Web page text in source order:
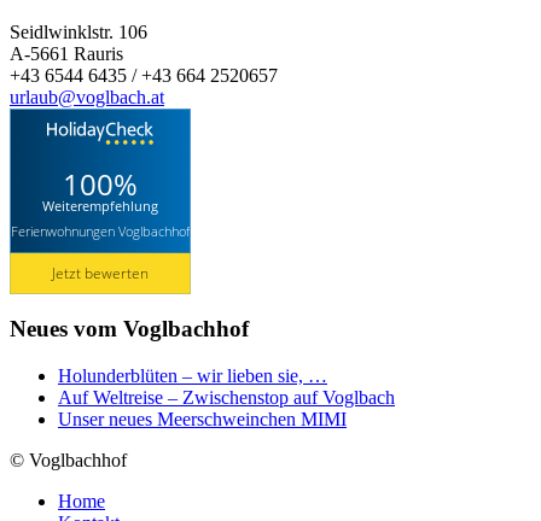
Seidlwinklstr. 106
A-5661 Rauris
+43 6544 6435 / +43 664 2520657
urlaub@voglbach.at
100%
Weiterempfehlung
Ferienwohnungen Voglbachhof
Jetzt bewerten
Neues vom Voglbachhof
Holunderblüten – wir lieben sie, …
Auf Weltreise – Zwischenstop auf Voglbach
Unser neues Meerschweinchen MIMI
© Voglbachhof
Home